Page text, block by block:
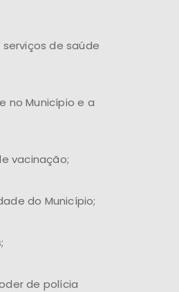
de saúde
no Município e a
vacinação;
do Município;
de polícia